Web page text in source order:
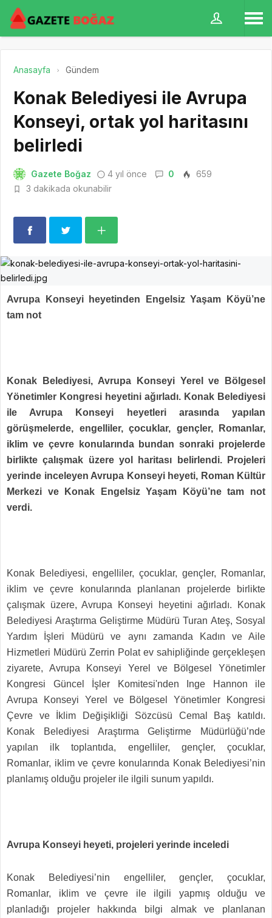
Anasayfa Gündem
Konak Belediyesi ile Avrupa
Konseyi, ortak yol haritasını
belirledi
Gazete Boğaz 4 yıl önce 0
659
3 dakikada okunabilir
Avrupa Konseyi heyetinden Engelsiz Yaşam Köyü’ne
tam not
Konak Belediyesi, Avrupa Konseyi Yerel ve Bölgesel
Yönetimler Kongresi heyetini ağırladı. Konak Belediyesi
ile Avrupa Konseyi heyetleri arasında yapılan
görüşmelerde, engelliler, çocuklar, gençler, Romanlar,
iklim ve çevre konularında bundan sonraki projelerde
birlikte çalışmak üzere yol haritası belirlendi. Projeleri
yerinde inceleyen Avrupa Konseyi heyeti, Roman Kültür
Merkezi ve Konak Engelsiz Yaşam Köyü’ne tam not
verdi.
Konak Belediyesi, engelliler, çocuklar, gençler, Romanlar,
iklim ve çevre konularında planlanan projelerde birlikte
çalışmak üzere, Avrupa Konseyi heyetini ağırladı. Konak
Belediyesi Araştırma Geliştirme Müdürü Turan Ateş, Sosyal
Yardım İşleri Müdürü ve aynı zamanda Kadın ve Aile
Hizmetleri Müdürü Zerrin Polat ev sahipliğinde gerçekleşen
ziyarete, Avrupa Konseyi Yerel ve Bölgesel Yönetimler
Kongresi Güncel İşler Komitesi'nden Inge Hannon ile
Avrupa Konseyi Yerel ve Bölgesel Yönetimler Kongresi
Çevre ve İklim Değişikliği Sözcüsü Cemal Baş katıldı.
Konak Belediyesi Araştırma Geliştirme Müdürlüğü’nde
yapılan ilk toplantıda, engelliler, gençler, çocuklar,
Romanlar, iklim ve çevre konularında Konak Belediyesi’nin
planlamış olduğu projeler ile ilgili sunum yapıldı.
Avrupa Konseyi heyeti, projeleri yerinde inceledi
Konak Belediyesi’nin engelliler, gençler, çocuklar,
Romanlar, iklim ve çevre ile ilgili yapmış olduğu ve
planladığı projeler hakkında bilgi almak ve planlanan